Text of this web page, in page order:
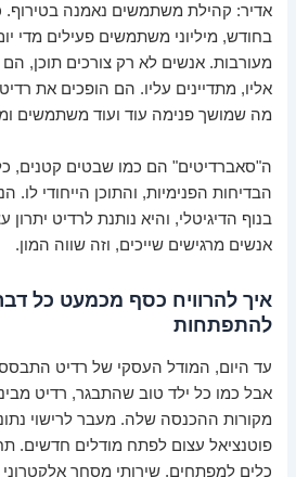
אדיר: קהילת משתמשים נאמנה בטירוף.
בחודש, מיליוני משתמשים פעילים מדי
מעורבות. אנשים לא רק צורכים תוכן, הם
אליו, מתדיינים עליו. הם הופכים את
מה שמושך פנימה עוד ועוד משתמשים
ה"סאברדיטים" הם כמו שבטים קטנים,
הבדיחות הפנימיות, והתוכן הייחודי לו.
בנוף הדיגיטלי, והיא נותנת לרדיט
אנשים מרגישים שייכים, וזה שווה המון.
איך להרוויח כסף מכמעט כל
להתפתחות
עד היום, המודל העסקי של רדיט
אבל כמו כל ילד טוב שהתבגר, רדיט
פוטנציאל עצום לפתח מודלים חדשים.
כלים למפתחים, שירותי מסחר אלקטרוני